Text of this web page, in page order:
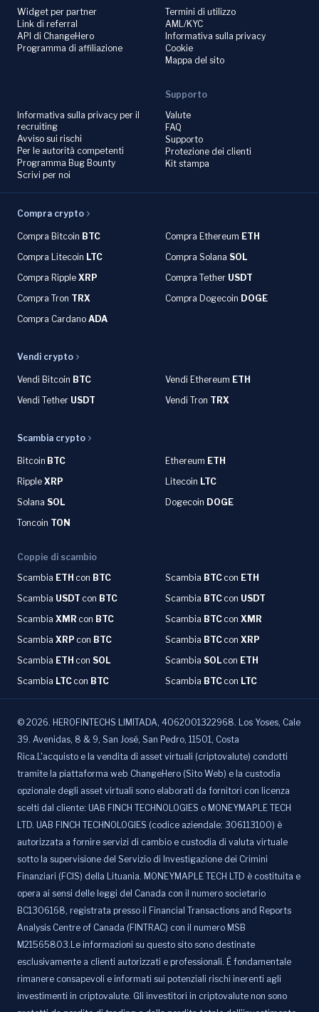
Widget per partner
Link di referral
API di ChangeHero
Programma di affiliazione
Termini di utilizzo
AML/KYC
Informativa sulla privacy
Cookie
Mappa del sito
Informativa sulla privacy per il
recruiting
Avviso sui rischi
Per le autorità competenti
Programma Bug Bounty
Scrivi per noi
Supporto
Valute
FAQ
Supporto
Protezione dei clienti
Kit stampa
Compra crypto
Compra Bitcoin BTC Compra Ethereum ETH
Compra Litecoin LTC Compra Solana SOL
Compra Ripple XRP Compra Tether USDT
Compra Tron TRX Compra Dogecoin DOGE
Compra Cardano ADA
Vendi crypto
Vendi Bitcoin BTC Vendi Ethereum ETH
Vendi Tether USDT Vendi Tron TRX
Scambia crypto
Bitcoin BTC Ethereum ETH
Ripple XRP Litecoin LTC
Solana SOL Dogecoin DOGE
Toncoin TON
Coppie di scambio
Scambia ETH con BTC Scambia BTC con ETH
Scambia USDT con BTC Scambia BTC con USDT
Scambia XMR con BTC Scambia BTC con XMR
Scambia XRP con BTC Scambia BTC con XRP
Scambia ETH con SOL Scambia SOL con ETH
Scambia LTC con BTC Scambia BTC con LTC
© 2026. HEROFINTECHS LIMITADA, 4062001322968. Los Yoses, Cale
39. Avenidas, 8 & 9, San José, San Pedro, 11501, Costa
Rica.L'acquisto e la vendita di asset virtuali (criptovalute) condotti
tramite la piattaforma web ChangeHero (Sito Web) e la custodia
opzionale degli asset virtuali sono elaborati da fornitori con licenza
scelti dal cliente: UAB FINCH TECHNOLOGIES o MONEYMAPLE TECH
LTD. UAB FINCH TECHNOLOGIES (codice aziendale: 306113100) è
autorizzata a fornire servizi di cambio e custodia di valuta virtuale
sotto la supervisione del Servizio di Investigazione dei Crimini
Finanziari (FCIS) della Lituania. MONEYMAPLE TECH LTD è costituita e
opera ai sensi delle leggi del Canada con il numero societario
BC1306168, registrata presso il Financial Transactions and Reports
Analysis Centre of Canada (FINTRAC) con il numero MSB
M21565803.Le informazioni su questo sito sono destinate
esclusivamente a clienti autorizzati e professionali. È fondamentale
rimanere consapevoli e informati sui potenziali rischi inerenti agli
investimenti in criptovalute. Gli investitori in criptovalute non sono